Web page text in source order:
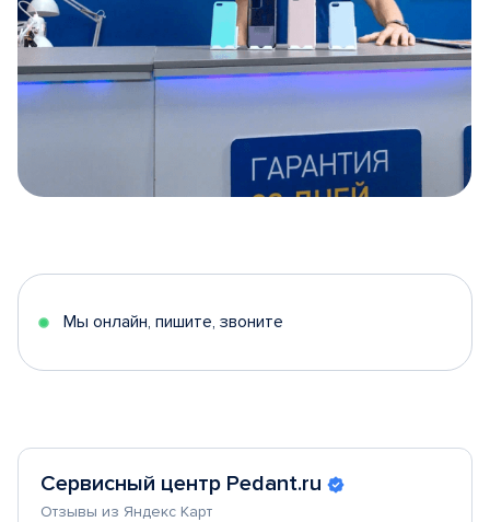
5
Мы онлайн, пишите, звоните
Сервисный центр Pedant.ru
Отзывы из Яндекс Карт